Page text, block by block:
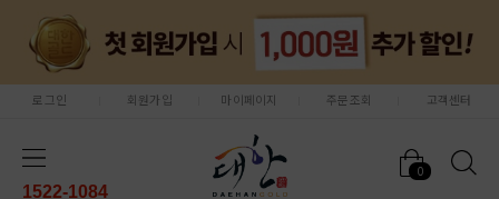
로그인 회원가입 마이페이지 주문조회 고객센터
0
1522-1084